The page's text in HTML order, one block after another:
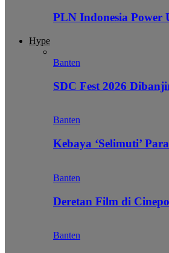
PLN Indonesia
Hype
Banten
SDC Fest 2026
Banten
Kebaya ‘Selimuti’
Banten
Deretan Film di
Banten